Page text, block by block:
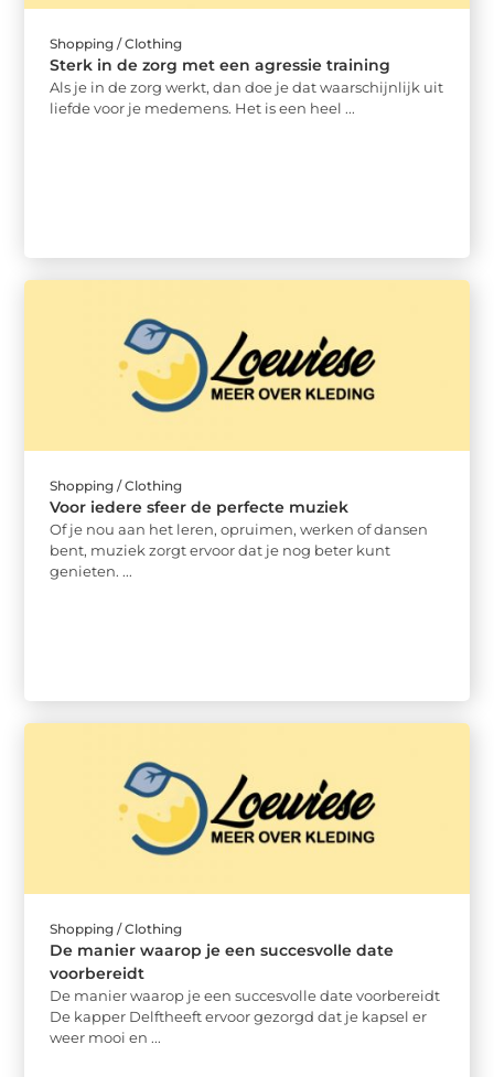
Shopping / Clothing
Sterk in de zorg met een agressie training
Als je in de zorg werkt, dan doe je dat waarschijnlijk uit
liefde voor je medemens. Het is een heel ...
Shopping / Clothing
Voor iedere sfeer de perfecte muziek
Of je nou aan het leren, opruimen, werken of dansen
bent, muziek zorgt ervoor dat je nog beter kunt
genieten. ...
Shopping / Clothing
De manier waarop je een succesvolle date
voorbereidt
De manier waarop je een succesvolle date voorbereidt
De kapper Delftheeft ervoor gezorgd dat je kapsel er
weer mooi en ...